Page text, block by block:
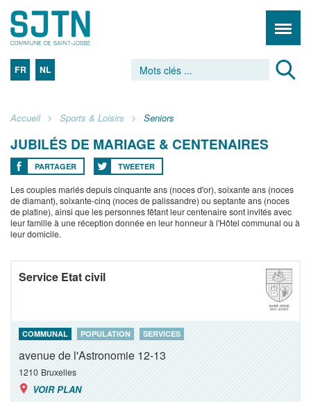
FR NL
Accueil Sports & Loisirs Seniors
JUBILÉS DE MARIAGE & CENTENAIRES
PARTAGER TWEETER
Les couples mariés depuis cinquante ans (noces d'or), soixante ans (noces
de diamant), soixante-cinq (noces de palissandre) ou septante ans (noces
de platine), ainsi que les personnes fêtant leur centenaire sont invités avec
leur famille à une réception donnée en leur honneur à l'Hôtel communal ou à
leur domicile.
Service Etat civil
COMMUNAL POPULATION SERVICES
avenue de l'Astronomie 12-13
1210 Bruxelles
VOIR PLAN